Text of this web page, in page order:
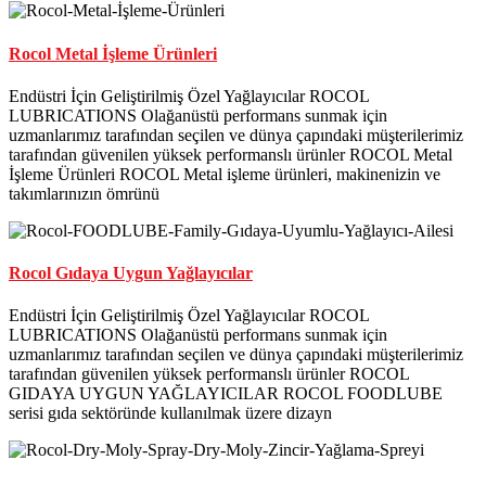
Rocol Metal İşleme Ürünleri
Endüstri İçin Geliştirilmiş Özel Yağlayıcılar ROCOL
LUBRICATIONS Olağanüstü performans sunmak için
uzmanlarımız tarafından seçilen ve dünya çapındaki müşterilerimiz
tarafından güvenilen yüksek performanslı ürünler ROCOL Metal
İşleme Ürünleri ROCOL Metal işleme ürünleri, makinenizin ve
takımlarınızın ömrünü
Rocol Gıdaya Uygun Yağlayıcılar
Endüstri İçin Geliştirilmiş Özel Yağlayıcılar ROCOL
LUBRICATIONS Olağanüstü performans sunmak için
uzmanlarımız tarafından seçilen ve dünya çapındaki müşterilerimiz
tarafından güvenilen yüksek performanslı ürünler ROCOL
GIDAYA UYGUN YAĞLAYICILAR ROCOL FOODLUBE
serisi gıda sektöründe kullanılmak üzere dizayn